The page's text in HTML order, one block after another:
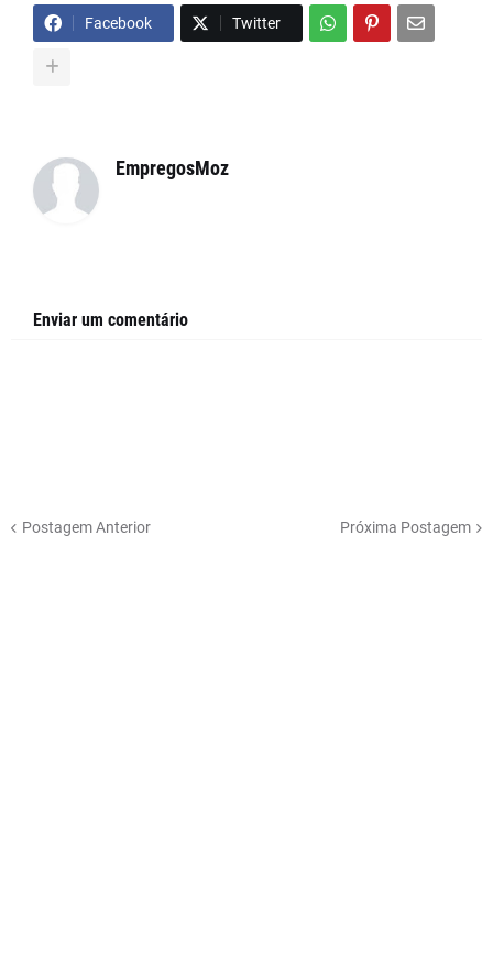
Facebook Twitter
EmpregosMoz
Enviar um comentário
Postagem Anterior Próxima Postagem